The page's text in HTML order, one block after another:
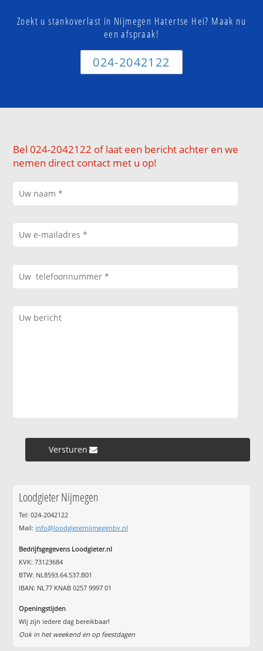
Zoekt u stankoverlast in Nijmegen Hatertse Hei? Maak nu
een afspraak!
024-2042122
Bel 024-2042122 of laat een bericht achter en we
nemen direct contact met u op!
Versturen »
Loodgieter Nijmegen
Tel: 024-2042122
Mail: info@loodgieternijmegenbv.nl
Bedrijfsgegevens Loodgieter.nl
KVK: 73123684
BTW: NL8593.64.537.B01
IBAN: NL77 KNAB 0257 9997 01
Openingstijden
Wij zijn iedere dag bereikbaar!
Ook in het weekend en op feestdagen